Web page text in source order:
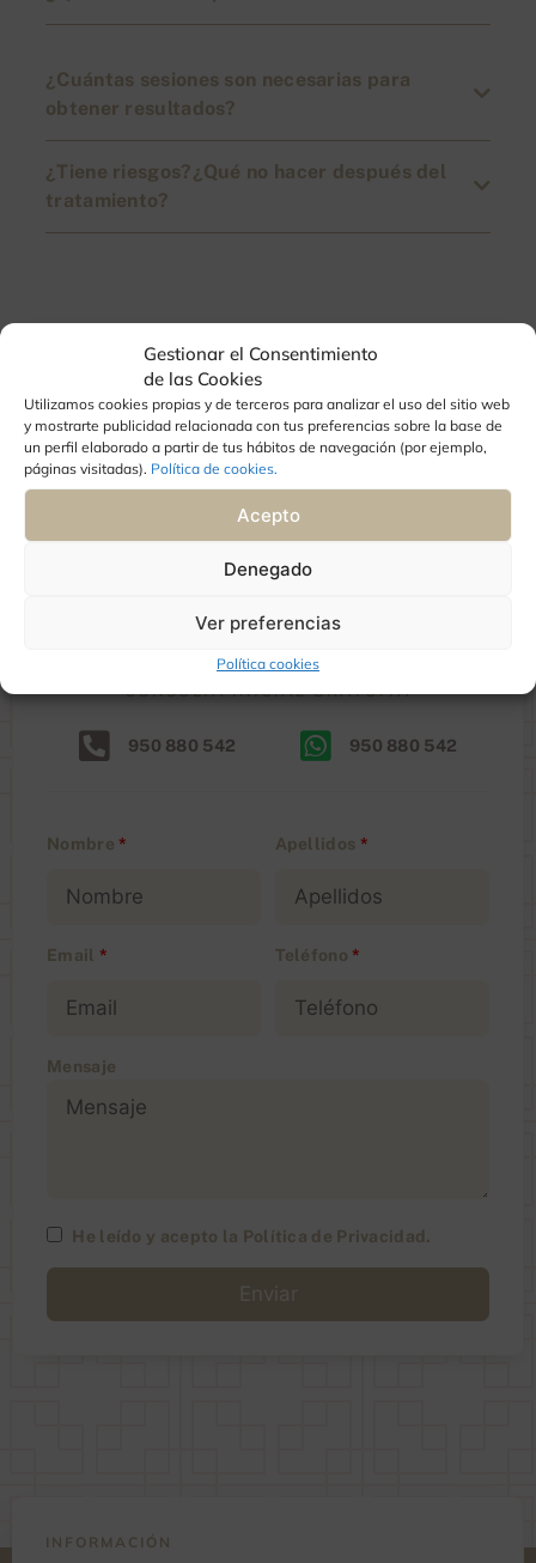
Gestionar el Consentimiento
de las Cookies
Utilizamos cookies propias y de terceros para analizar el uso del sitio web
y mostrarte publicidad relacionada con tus preferencias sobre la base de
un perfil elaborado a partir de tus hábitos de navegación (por ejemplo,
páginas visitadas). Política de cookies.
Acepto
Denegado
Ver preferencias
Política cookies
¿Cuántas sesiones son necesarias para
obtener resultados?
¿Tiene riesgos?¿Qué no hacer después del
tratamiento?
Y tú, ¿Eliges cuidarte?
Nos puedes encontrar en Aguadulce,
Almería.
CONSULTA INICIAL GRATUITA
950 880 542 950 880 542
Nombre * Apellidos *
Email * Teléfono *
Mensaje
He leído y acepto la Política de Privacidad .
INFORMACIÓN